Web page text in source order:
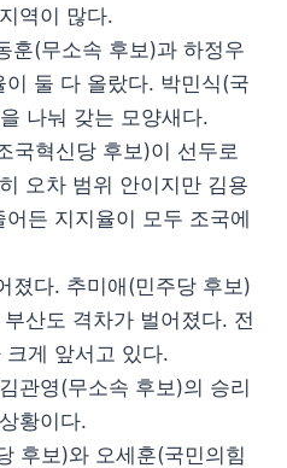
역이 많다.
훈(무소속 후보)과 하정우
둘 다 올랐다. 박민식(국
나눠 갖는 모양새다.
국혁신당 후보)이 선두로
오차 범위 안이지만 김용
든 지지율이 모두 조국에
졌다. 추미애(민주당 후보)
산도 격차가 벌어졌다. 전
게 앞서고 있다.
관영(무소속 후보)의 승리
황이다.
후보)와 오세훈(국민의힘